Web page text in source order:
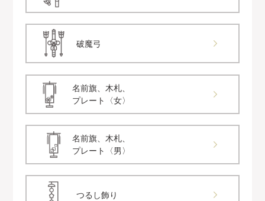
破魔弓
名前旗、木札、
プレート〈女〉
名前旗、木札、
プレート〈男〉
つるし飾り